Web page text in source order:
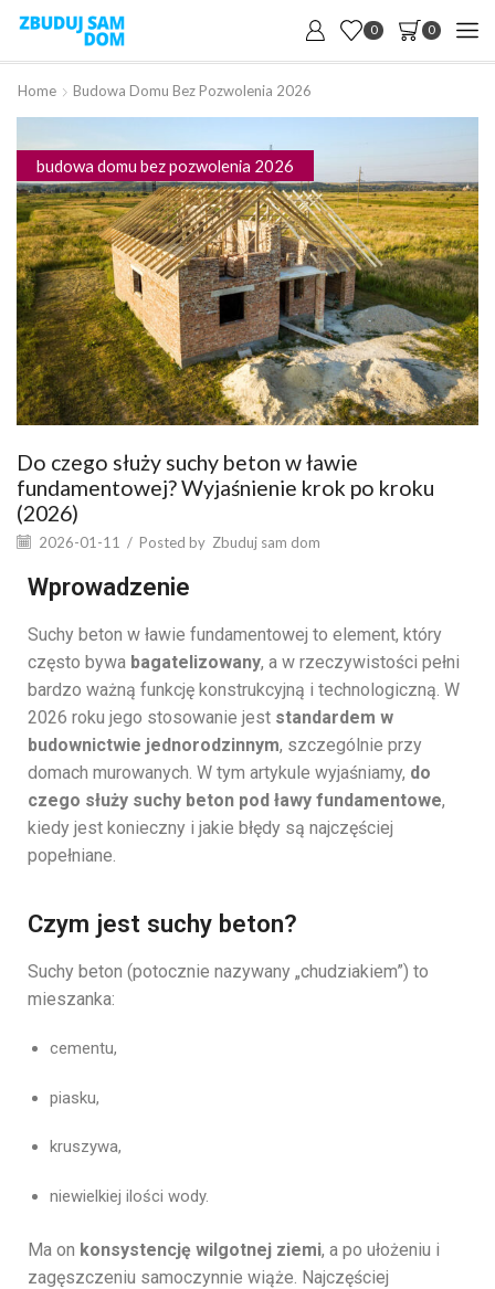
0 0
Home Budowa Domu Bez Pozwolenia 2026
budowa domu bez pozwolenia 2026
Do czego służy suchy beton w ławie
fundamentowej? Wyjaśnienie krok po kroku
(2026)
2026-01-11 / Posted by Zbuduj sam dom
Wprowadzenie
Suchy beton w ławie fundamentowej to element, który
często bywa bagatelizowany, a w rzeczywistości pełni
bardzo ważną funkcję konstrukcyjną i technologiczną. W
2026 roku jego stosowanie jest standardem w
budownictwie jednorodzinnym, szczególnie przy
domach murowanych. W tym artykule wyjaśniamy, do
czego służy suchy beton pod ławy fundamentowe,
kiedy jest konieczny i jakie błędy są najczęściej
popełniane.
Czym jest suchy beton?
Suchy beton (potocznie nazywany „chudziakiem”) to
mieszanka:
cementu,
piasku,
kruszywa,
niewielkiej ilości wody.
Ma on konsystencję wilgotnej ziemi, a po ułożeniu i
zagęszczeniu samoczynnie wiąże. Najczęściej